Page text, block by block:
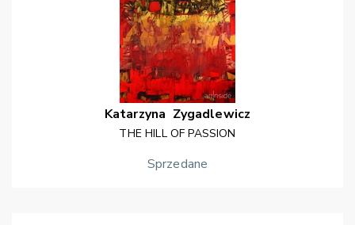
Katarzyna Zygadlewicz
THE HILL OF PASSION
Sprzedane